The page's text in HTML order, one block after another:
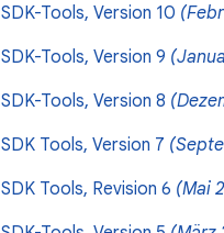
SDK-Tools, Version 10
SDK-Tools, Version 9
SDK-Tools, Version 8
SDK Tools, Version 7
SDK Tools, Revision 6 (Mai